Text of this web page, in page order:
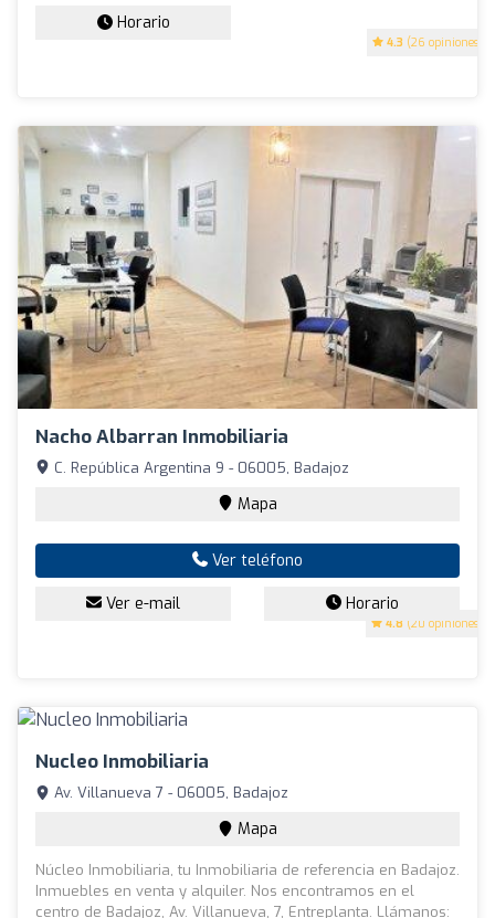
4.3 (26 opiniones)
Horario
Nacho Albarran Inmobiliaria
4.8 (20 opiniones)
C. República Argentina 9 - 06005, Badajoz
Mapa
Ver teléfono
Ver e-mail Horario
Nucleo Inmobiliaria
Av. Villanueva 7 - 06005, Badajoz
Mapa
Núcleo Inmobiliaria, tu Inmobiliaria de referencia en Badajoz.
Inmuebles en venta y alquiler. Nos encontramos en el
centro de Badajoz, Av. Villanueva, 7, Entreplanta. Llámanos: